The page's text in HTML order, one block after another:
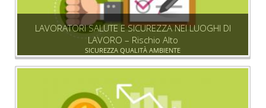
LAVORATORI SALUTE E SICUREZZA NEI LUOGHI DI
LAVORO – Rischio Alto
SICUREZZA QUALITÀ AMBIENTE